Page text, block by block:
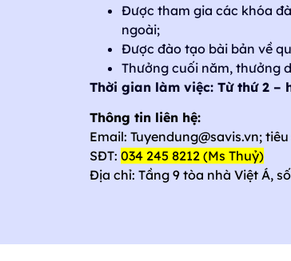
Được tham gia các khóa
ngoài;
Được đào tạo bài bản về
Thưởng cuối năm, thưởng
Thời gian làm việc: Từ thứ 2 –
Thông tin liên hệ:
Email: Tuyendung@savis.vn;
SĐT: 034 245 8212 (Ms Thuỷ)
Địa chỉ: Tầng 9 tòa nhà Việt Á,